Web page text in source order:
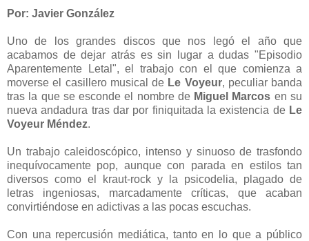
Por: Javier González
Uno de los grandes discos que nos legó el año que
acabamos de dejar atrás es sin lugar a dudas "Episodio
Aparentemente Letal", el trabajo con el que comienza a
moverse el casillero musical de Le Voyeur, peculiar banda
tras la que se esconde el nombre de Miguel Marcos en su
nueva andadura tras dar por finiquitada la existencia de Le
Voyeur Méndez.
Un trabajo caleidoscópico, intenso y sinuoso de trasfondo
inequívocamente pop, aunque con parada en estilos tan
diversos como el kraut-rock y la psicodelia, plagado de
letras ingeniosas, marcadamente críticas, que acaban
convirtiéndose en adictivas a las pocas escuchas.
Con una repercusión mediática, tanto en lo que a público